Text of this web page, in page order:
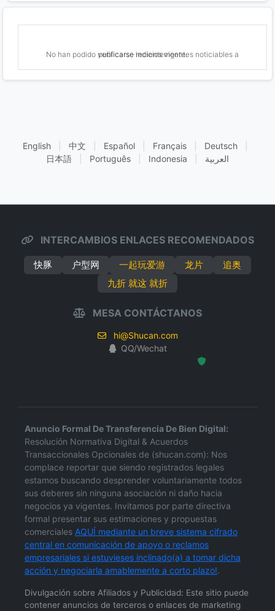
No han podido verificarse indicios vigentes noticiables a publicarse recientemente.
English 中文 Español Français Deutsch
日本語
Português Indonesia العربية
INTERCAMBIOS ENLACES RECOMENDADOS
快豚 户型网 一起玩爱游 龙片
追奥
九折 就这 就折
MESA CONTÁCTANOS
hi@Shucan.com
QQ/Wechat
Anuncio Formal De Transferencia De Bien Digital:
Resolución Normativa Digital & Acuerdos
Transaccionales Opcionales de (shucan.com): Nos
complace reportar que siendo registrados legales
estamos buscando desprender voluntariamente todos
sus deberes sin ninguna asociación ni daño hacia
negocios ya vigentes. Invitamos por parte directiva
formal presentar sus estimaciones y propuestas
comerciales AQUÍ mediante un breve sistema cifrado
central en comunicación de apoyo o reclamos
empresariales si estuvieses inclinado(a) a tomar dicha
acción y negociarla amablemente a corto plazo!.
Divulgación sobre Afiliados y Publicidad: Este sitio puede
contener anuncios de terceros o enlaces de marketing